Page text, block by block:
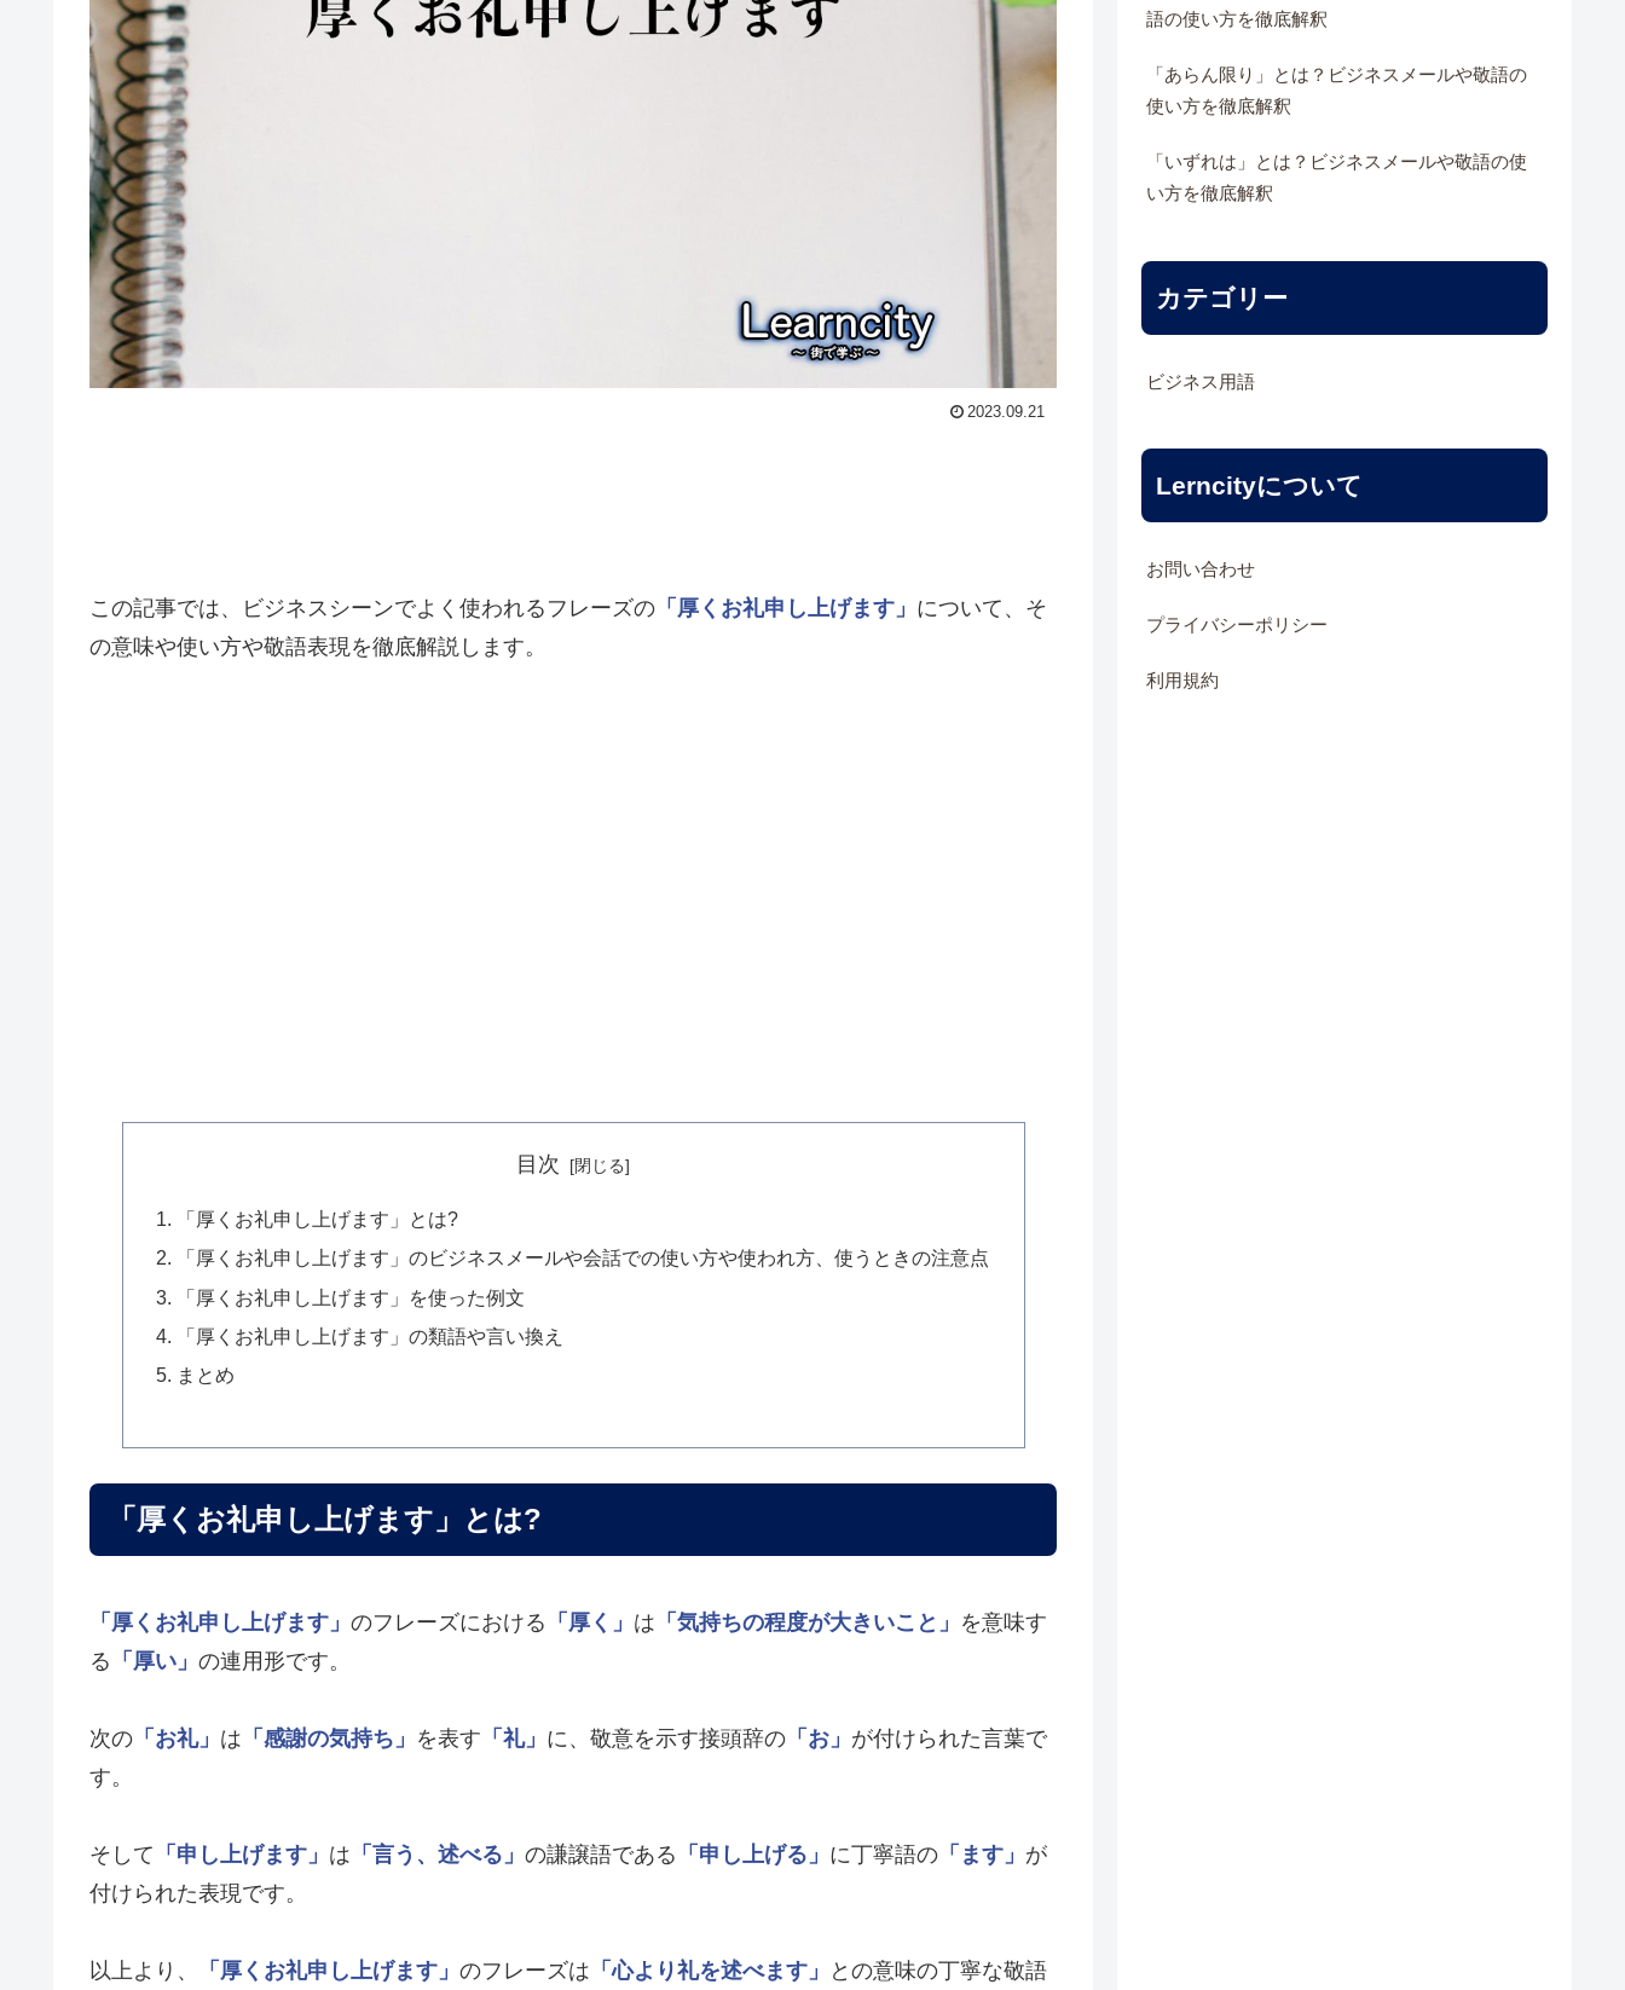
2023.09.21
この記事では、ビジネスシーンでよく使われるフレーズの 「厚くお礼申し上げます」 について、そ
の意味や使い方や敬語表現を徹底解説します。
目次
「厚くお礼申し上げます」とは?
「厚くお礼申し上げます」のビジネスメールや会話での使い方や使われ方、使うときの注意点
「厚くお礼申し上げます」を使った例文
「厚くお礼申し上げます」の類語や言い換え
まとめ
「厚くお礼申し上げます」とは?
「厚くお礼申し上げます」 のフレーズにおける 「厚く」 は 「気持ちの程度が大きいこと」 を意味す
る 「厚い」 の連用形です。
次の 「お礼」 は 「感謝の気持ち」 を表す 「礼」 に、敬意を示す接頭辞の 「お」 が付けられた言葉で
す。
そして 「申し上げます」 は 「言う、述べる」 の謙譲語である 「申し上げる」 に丁寧語の 「ます」 が
付けられた表現です。
以上より、 「厚くお礼申し上げます」 のフレーズは 「心より礼を述べます」
との意味の丁寧な敬語
語の使い方を徹底解釈
「あらん限り」とは？ビジネスメールや敬語の
使い方を徹底解釈
「いずれは」とは？ビジネスメールや敬語の使
い方を徹底解釈
カテゴリー
ビジネス用語
Lerncityについて
お問い合わせ
プライバシーポリシー
利用規約